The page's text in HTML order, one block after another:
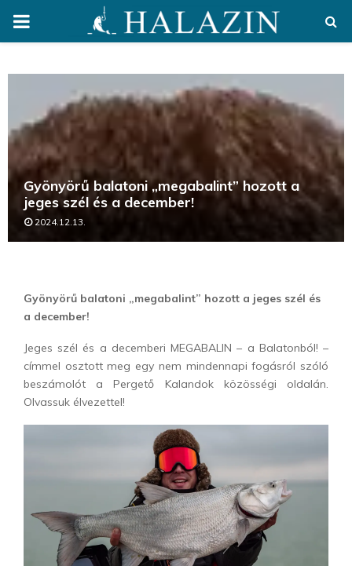
PRIMARY
Gyönyörű balatoni „megabalint” hozott a
jeges szél és a december!
2024.12.13.
Gyönyörű balatoni „megabalint” hozott a jeges szél és
a december!
Jeges szél és a decemberi MEGABALIN – a Balatonból! –
címmel osztott meg egy nem mindennapi fogásról szóló
beszámolót a Pergető Kalandok közösségi oldalán.
Olvassuk élvezettel!